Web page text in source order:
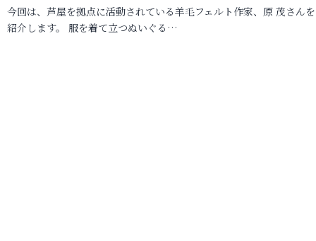
今回は、芦屋を拠点に活動されている羊毛フェルト作家、原 茂さん
紹介します。 服を着て立つぬいぐる…